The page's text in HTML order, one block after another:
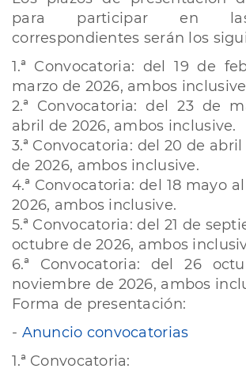
para participar en
correspondientes serán los
1.ª Convocatoria: del 19 de
marzo de 2026, ambos
2.ª Convocatoria: del 23 de
abril de 2026, ambos inclusive.
3.ª Convocatoria: del 20 de
de 2026, ambos inclusive.
4.ª Convocatoria: del 18 mayo
2026, ambos inclusive.
5.ª Convocatoria: del 21 de
octubre de 2026, ambos
6.ª Convocatoria: del 26
noviembre de 2026, ambos
Forma de presentación:
- Anuncio convocatorias
1.ª Convocatoria: